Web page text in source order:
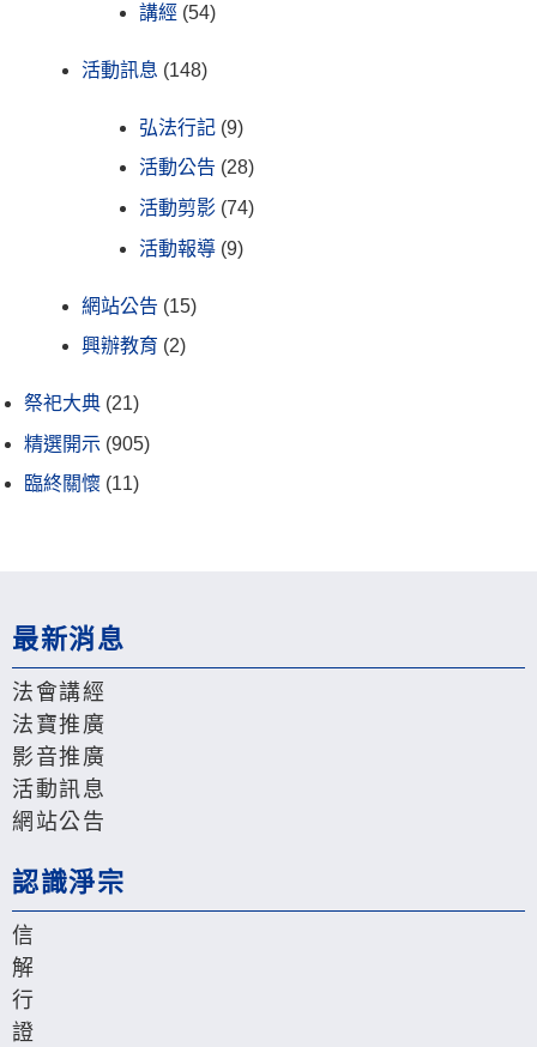
講經 (54)
活動訊息 (148)
弘法行記 (9)
活動公告 (28)
活動剪影 (74)
活動報導 (9)
網站公告 (15)
興辦教育 (2)
祭祀大典 (21)
精選開示 (905)
臨終關懷 (11)
最新消息
法會講經
法寶推廣
影音推廣
活動訊息
網站公告
認識淨宗
信
解
行
證